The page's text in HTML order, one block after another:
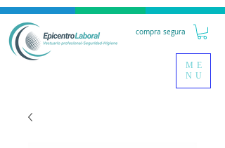
compra segura
ME
NU